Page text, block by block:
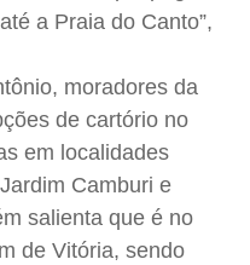
a Praia do Canto”,
moradores da
de cartório no
em localidades
Camburi e
salienta que é no
de Vitória, sendo